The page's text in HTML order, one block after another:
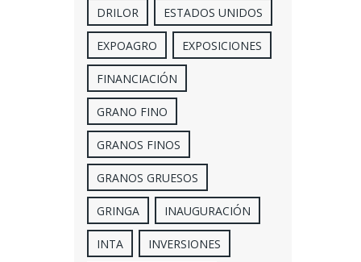
DRILOR ESTADOS UNIDOS
EXPOAGRO EXPOSICIONES
FINANCIACIÓN
GRANO FINO
GRANOS FINOS
GRANOS GRUESOS
GRINGA INAUGURACIÓN
INTA INVERSIONES